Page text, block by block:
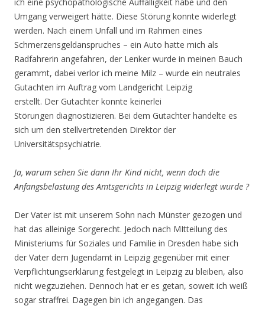
Umgang verweigert hätte. Diese Störung konnte widerlegt
werden. Nach einem Unfall und im Rahmen eines
Schmerzensgeldanspruches – ein Auto hatte mich als
Radfahrerin angefahren, der Lenker wurde in meinen Bauch
gerammt, dabei verlor ich meine Milz – wurde ein neutrales
Gutachten im Auftrag vom Landgericht Leipzig
erstellt. Der Gutachter konnte keinerlei
Störungen diagnostizieren. Bei dem Gutachter handelte es
sich um den stellvertretenden Direktor der
Universitätspsychiatrie.
Ja, warum sehen Sie dann Ihr Kind nicht, wenn doch die
Anfangsbelastung des Amtsgerichts in Leipzig widerlegt wurde ?
Der Vater ist mit unserem Sohn nach Münster gezogen und
hat das alleinige Sorgerecht. Jedoch nach MItteilung des
Ministeriums für Soziales und Familie in Dresden habe sich
der Vater dem Jugendamt in Leipzig gegenüber mit einer
Verpflichtungserklärung festgelegt in Leipzig zu bleiben, also
nicht wegzuziehen. Dennoch hat er es getan, soweit ich weiß
sogar straffrei. Dagegen bin ich angegangen. Das